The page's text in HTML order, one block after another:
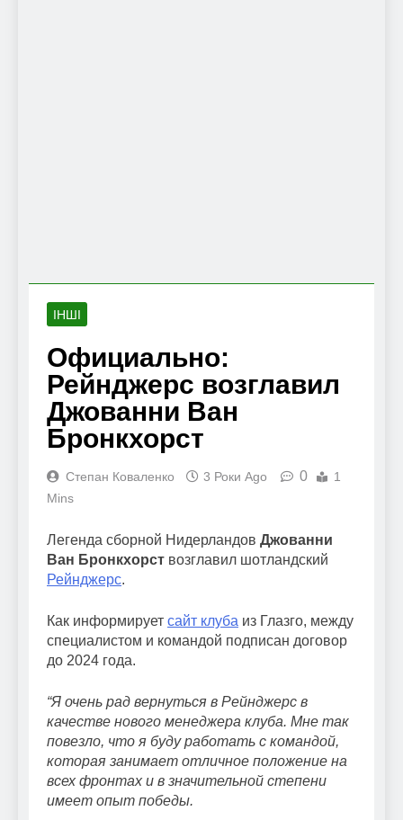
ІНШІ
Официально:
Рейнджерс возглавил
Джованни Ван
Бронкхорст
Степан Коваленко 3 Роки Ago 0
1
Mins
Легенда сборной Нидерландов Джованни
Ван Бронкхорст возглавил шотландский
Рейнджерс.
Как информирует сайт клуба из Глазго, между
специалистом и командой подписан договор
до 2024 года.
“Я очень рад вернуться в Рейнджерс в
качестве нового менеджера клуба. Мне так
повезло, что я буду работать с командой,
которая занимает отличное положение на
всех фронтах и ​​в значительной степени
имеет опыт победы.